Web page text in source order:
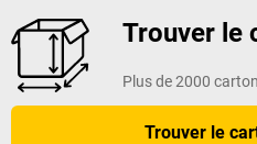
Trouver le
Plus de 2000
Trouver le